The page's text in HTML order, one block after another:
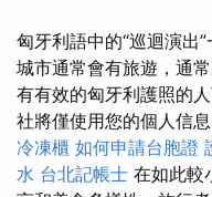
匈牙利語中的“巡迴演出
城市通常會有旅遊，通
有有效的匈牙利護照的
社將僅使用您的個人信
冷凍櫃 如何申請台胞證
水 台北記帳士 在如此較